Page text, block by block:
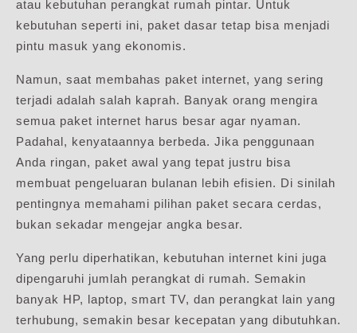
atau kebutuhan perangkat rumah pintar. Untuk
kebutuhan seperti ini, paket dasar tetap bisa menjadi
pintu masuk yang ekonomis.
Namun, saat membahas paket internet, yang sering
terjadi adalah salah kaprah. Banyak orang mengira
semua paket internet harus besar agar nyaman.
Padahal, kenyataannya berbeda. Jika penggunaan
Anda ringan, paket awal yang tepat justru bisa
membuat pengeluaran bulanan lebih efisien. Di sinilah
pentingnya memahami pilihan paket secara cerdas,
bukan sekadar mengejar angka besar.
Yang perlu diperhatikan, kebutuhan internet kini juga
dipengaruhi jumlah perangkat di rumah. Semakin
banyak HP, laptop, smart TV, dan perangkat lain yang
terhubung, semakin besar kecepatan yang dibutuhkan.